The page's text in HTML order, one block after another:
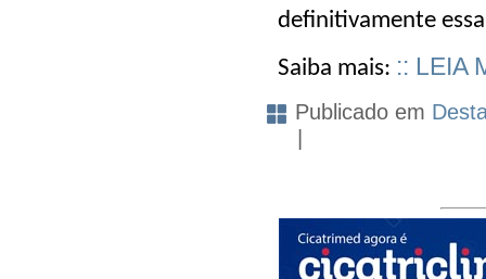
definitivamente
Saiba mais: :: LEIA
Publicado em